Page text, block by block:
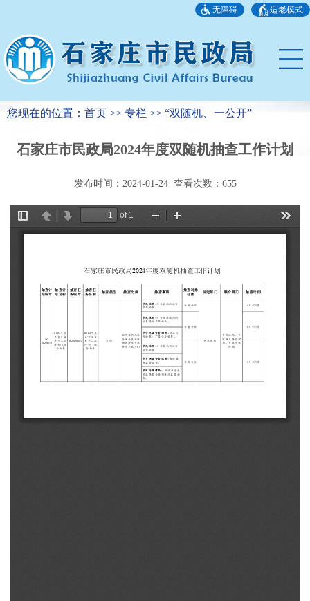
无障碍 适老模式
您现在的位置：首页 >> 专栏 >> “双随机、一公开”
石家庄市民政局2024年度双随机抽查工作计划
发布时间：2024-01-24 查看次数： 655